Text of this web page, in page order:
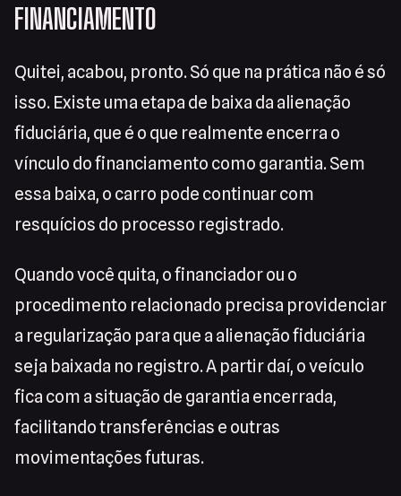
FINANCIAMENTO
Quitei, acabou, pronto. Só que na prática não é só
isso. Existe uma etapa de baixa da alienação
fiduciária, que é o que realmente encerra o
vínculo do financiamento como garantia. Sem
essa baixa, o carro pode continuar com
resquícios do processo registrado.
Quando você quita, o financiador ou o
procedimento relacionado precisa providenciar
a regularização para que a alienação fiduciária
seja baixada no registro. A partir daí, o veículo
fica com a situação de garantia encerrada,
facilitando transferências e outras
movimentações futuras.